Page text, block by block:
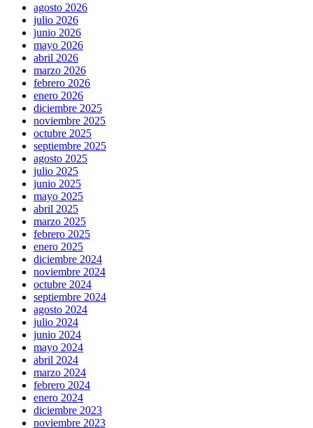
agosto 2026
julio 2026
junio 2026
mayo 2026
abril 2026
marzo 2026
febrero 2026
enero 2026
diciembre 2025
noviembre 2025
octubre 2025
septiembre 2025
agosto 2025
julio 2025
junio 2025
mayo 2025
abril 2025
marzo 2025
febrero 2025
enero 2025
diciembre 2024
noviembre 2024
octubre 2024
septiembre 2024
agosto 2024
julio 2024
junio 2024
mayo 2024
abril 2024
marzo 2024
febrero 2024
enero 2024
diciembre 2023
noviembre 2023